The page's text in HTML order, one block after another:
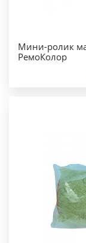
Мини-ролик
РемоКолор